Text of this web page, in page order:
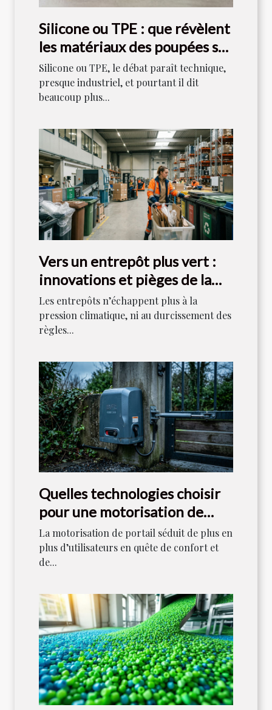
Silicone ou TPE : que révèlent
les matériaux des poupées sur
notre rapport au plaisir ?
Silicone ou TPE, le débat paraît technique,
presque industriel, et pourtant il dit
beaucoup plus...
Vers un entrepôt plus vert :
innovations et pièges de la
gestion des déchets
Les entrepôts n’échappent plus à la
pression climatique, ni au durcissement des
règles...
Quelles technologies choisir
pour une motorisation de
portail durable ?
La motorisation de portail séduit de plus en
plus d’utilisateurs en quête de confort et
de...